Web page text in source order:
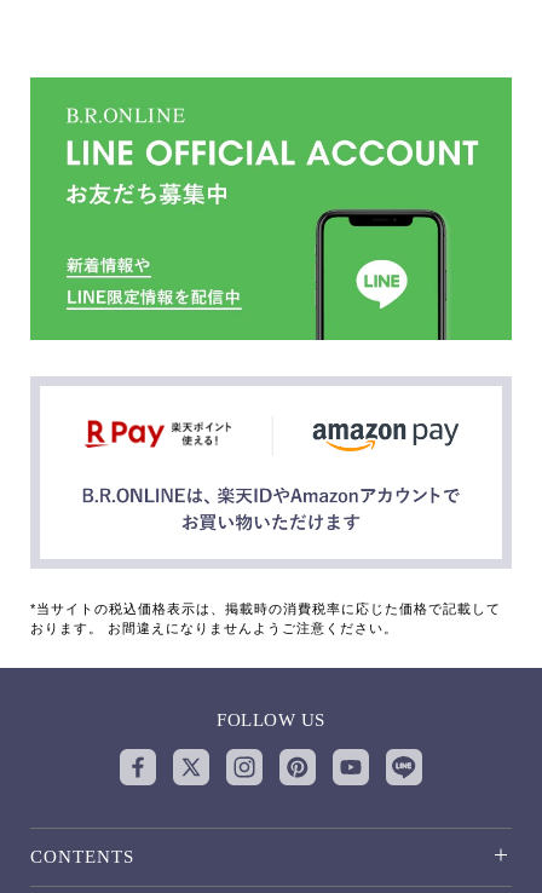
*当サイトの税込価格表示は、掲載時の消費税率に応じた価格で記載して
おります。 お間違えになりませんようご注意ください。
FOLLOW US
CONTENTS